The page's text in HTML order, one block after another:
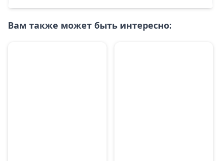
Вам также может быть интересно: